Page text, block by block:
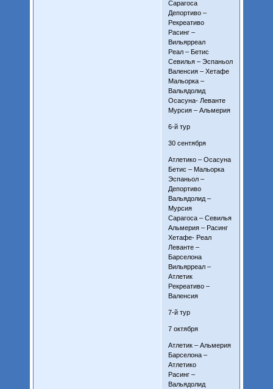
Сарагоса
Депортиво –
Рекреативо
Расинг –
Вильярреал
Реал – Бетис
Севилья – Эспаньол
Валенсия – Хетафе
Мальорка –
Вальядолид
Осасуна- Леванте
Мурсия – Альмерия
6-й тур
30 сентября
Атлетико – Осасуна
Бетис – Мальорка
Эспаньол –
Депортиво
Вальядолид –
Мурсия
Сарагоса – Севилья
Альмерия – Расинг
Хетафе- Реал
Леванте –
Барселона
Вильярреал –
Атлетик
Рекреативо –
Валенсия
7-й тур
7 октября
Атлетик – Альмерия
Барселона –
Атлетико
Расинг –
Вальядолид